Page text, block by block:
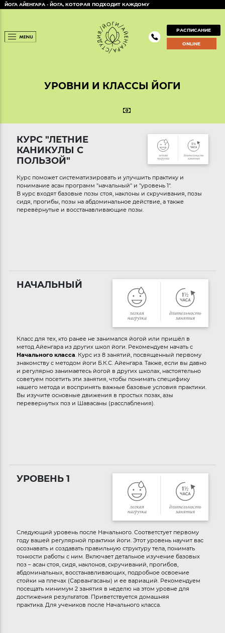
ЙОГА АЙЕНГАРА - ЙОГА, КОТОРАЯ ПОДХОДИТ КАЖДОМУ
РАСПИСАНИЕ
ONLINE
УРОВНИ И КЛАССЫ ЙОГИ
КУРС "ЛЕТНИЕ
КАНИКУЛЫ С
ПОЛЬЗОЙ"
Курс поможет систематизировать и улучшить практику и
понимание асан программ "начальный" и "уровень 1".
В курс входят базовые позы стоя, наклоны и скручивания, позы
сидя, прогибы, позы на абдоминальное действие, а также
перевёрнутые и восстанавливающие позы.
НАЧАЛЬНЫЙ
Класс для тех, кто ранее не занимался йогой или пришёл в
метод Айенгара из других школ йоги. Рекомендуем начать с
Начального класса. Курс из 8 занятий, посвященный первому
знакомству с методом йоги Б.К.С. Айенгара. Также, если вы давно
и регулярно занимаетесь йогой в других школах, настоятельно
советуем посетить эти занятия, чтобы понимать специфику
нашего метода и воспринять важные базовые условия практики.
Вы изучите основные движения в простых позах, азы
перевернутых поз и Шавасаны (расслабления).
УРОВЕНЬ 1
Cледующий уровень после Начального. Соответстует первому
году вашей регулярной практики йоги. Этот уровень научит вас
осознавать и создавать правильную структуру тела, понимать
тонкости работы с ним. Включает детальное изучение базовых
поз – асан стоя, сидя, наклонов, скручиваний, прогибов,
абдоминальных, восстанавливающих, подробное освоение
стойки на плечах (Сарвангасаны) и ее вариаций. Рекомендуем
посещать минимум 2 занятия в неделю на этом уровне для
достижения результатов. Приветствуется домашняя
практика. Для учеников после Начального класса.